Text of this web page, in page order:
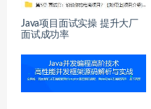
Java项目面试实操 提升大厂
面试成功率